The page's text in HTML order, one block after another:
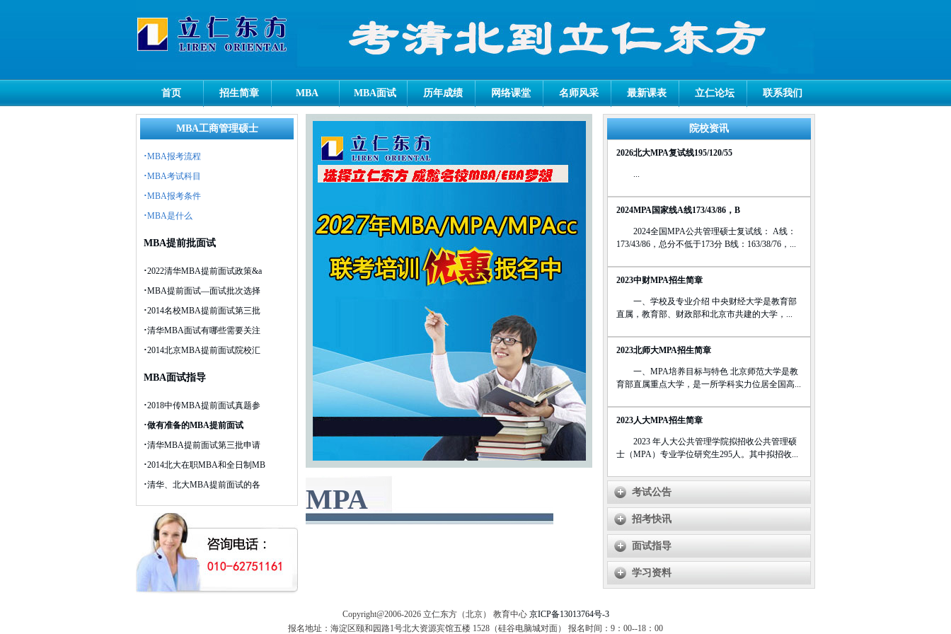
首页 招生简章 MBA MBA面试 历年成绩 网络课堂 名师风采 最新课表 立仁论坛 联系我们
MBA工商管理硕士
·MBA报考流程
·MBA考试科目
·MBA报考条件
·MBA是什么
MBA提前批面试
·2022清华MBA提前面试政策&a
·MBA提前面试—面试批次选择
·2014名校MBA提前面试第三批
·清华MBA面试有哪些需要关注
·2014北京MBA提前面试院校汇
MBA面试指导
·2018中传MBA提前面试真题参
·做有准备的MBA提前面试
·清华MBA提前面试第三批申请
·2014北大在职MBA和全日制MB
·清华、北大MBA提前面试的各 MPA
院校资讯
2026北大MPA复试线195/120/55
...
2024MPA国家线A线173/43/86，B
2024全国MPA公共管理硕士复试线： A线：
173/43/86，总分不低于173分 B线：163/38/76，...
2023中财MPA招生简章
一、学校及专业介绍 中央财经大学是教育部
直属，教育部、财政部和北京市共建的大学，...
2023北师大MPA招生简章
一、MPA培养目标与特色 北京师范大学是教
育部直属重点大学，是一所学科实力位居全国高...
2023人大MPA招生简章
2023 年人大公共管理学院拟招收公共管理硕
士（MPA）专业学位研究生295人。其中拟招收...
考试公告
招考快讯
面试指导
学习资料
Copyright@2006-2026 立仁东方（北京） 教育中心 京ICP备13013764号-3
报名地址：海淀区颐和园路1号北大资源宾馆五楼 1528（硅谷电脑城对面） 报名时间：9：00--18：00